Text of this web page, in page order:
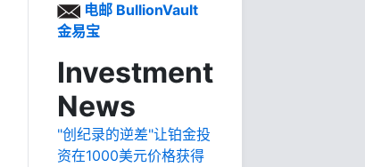
电邮 BullionVault
金易宝
Investment
News
"创纪录的逆差"让铂金投
资在1000美元价格获得